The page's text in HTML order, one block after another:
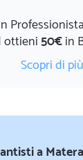
ottieni50€in
Scopri di più
a